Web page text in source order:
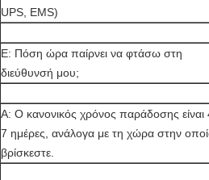
UPS, EMS)
Ε: Πόση ώρα παίρνει να φτάσω στη
διεύθυνσή μου;
Α: Ο κανονικός χρόνος παράδοσης είναι
7 ημέρες, ανάλογα με τη χώρα στην
βρίσκεστε.